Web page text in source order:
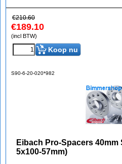
€210.60
€189.10
(incl BTW)
Koop nu
S90-6-20-020*982
Eibach Pro-Spacers 40mm
5x100-57mm)